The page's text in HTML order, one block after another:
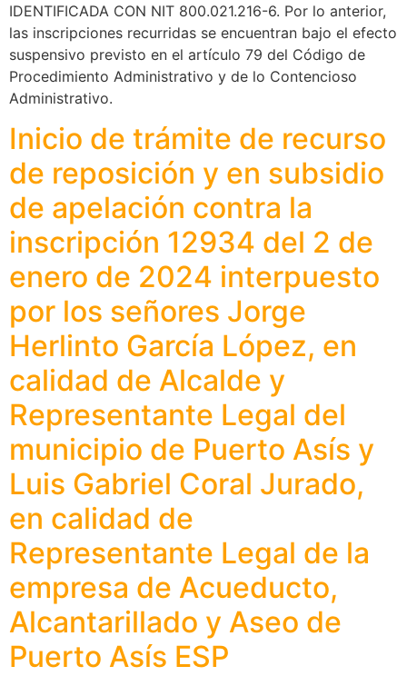
IDENTIFICADA CON NIT 800.021.216-6. Por lo anterior,
las inscripciones recurridas se encuentran bajo el efecto
suspensivo previsto en el artículo 79 del Código de
Procedimiento Administrativo y de lo Contencioso
Administrativo.
Inicio de trámite de recurso
de reposición y en subsidio
de apelación contra la
inscripción 12934 del 2 de
enero de 2024 interpuesto
por los señores Jorge
Herlinto García López, en
calidad de Alcalde y
Representante Legal del
municipio de Puerto Asís y
Luis Gabriel Coral Jurado,
en calidad de
Representante Legal de la
empresa de Acueducto,
Alcantarillado y Aseo de
Puerto Asís ESP